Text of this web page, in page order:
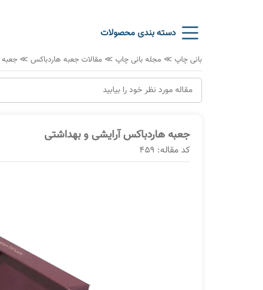
دسته بندی محصولات
بانی چاپ ≫ مجله بانی چاپ ≫ مقالات جعبه هاردباکس ≫ جعبه
جعبه هاردباکس آرایشی و بهداشتی
کد مقاله: 459